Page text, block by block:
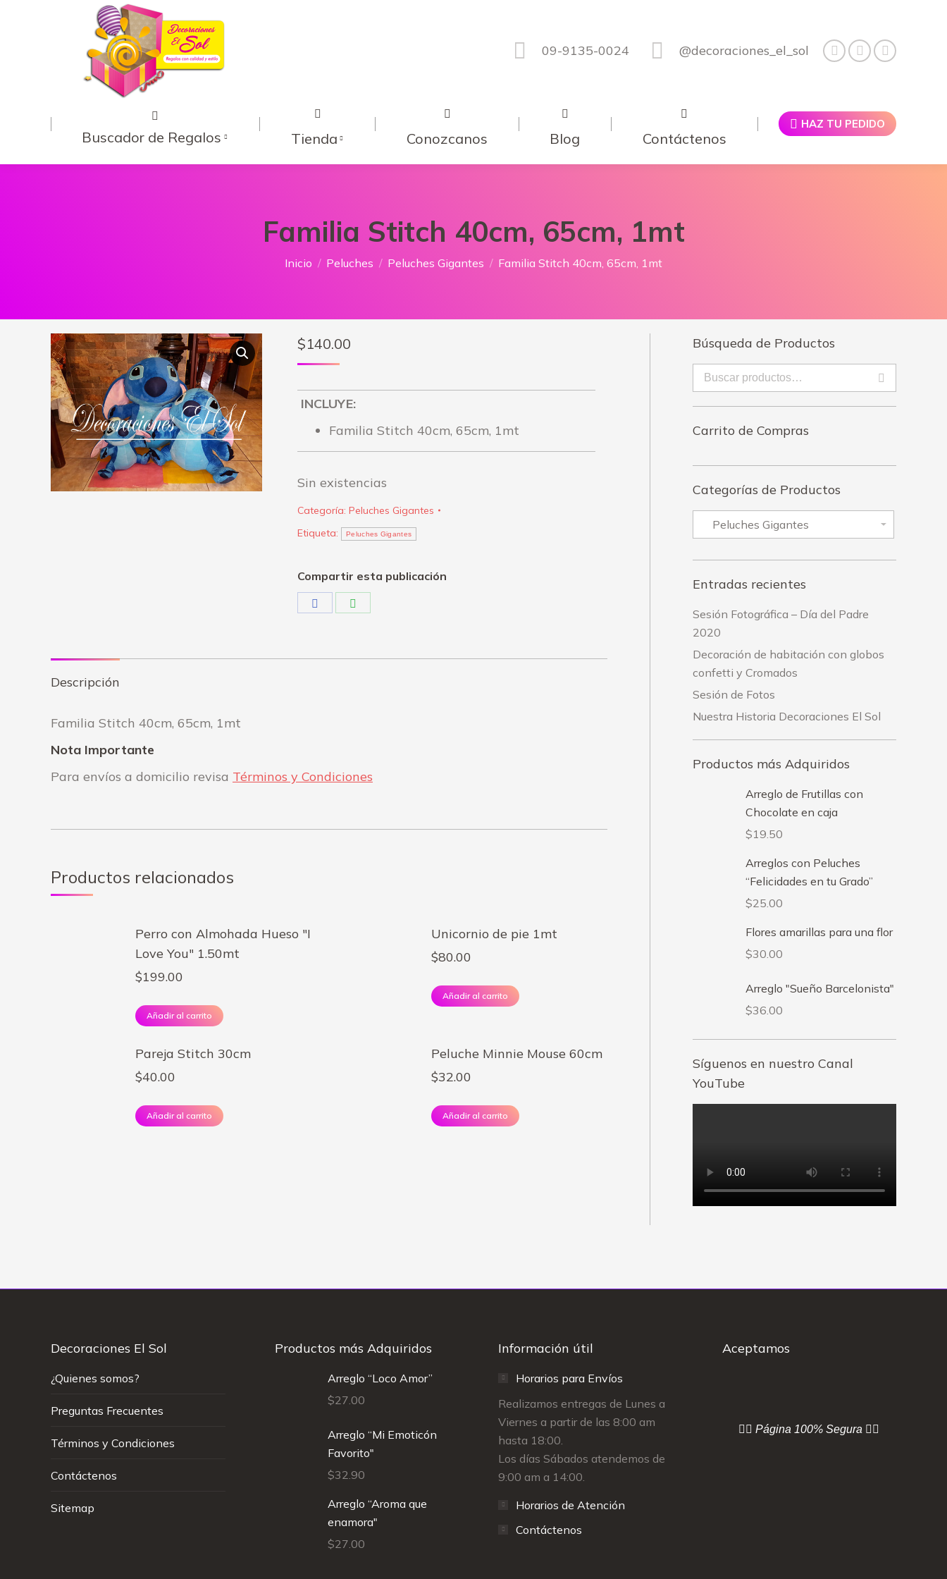
09-9135-0024 @decoraciones_el_sol
Buscador de Regalos Tienda Conozcanos Blog Contáctenos
HAZ TU PEDIDO
Familia Stitch 40cm, 65cm, 1mt
Estás aquí:
Inicio Peluches Peluches Gigantes Familia Stitch 40cm, 65cm, 1mt
$140.00
INCLUYE:
Familia Stitch 40cm, 65cm, 1mt
Sin existencias
Categoría:Peluches Gigantes
Etiqueta:
Peluches Gigantes
Compartir esta publicación
Descripción
Familia Stitch 40cm, 65cm, 1mt
Nota Importante
Para envíos a domicilio revisa Términos y Condiciones
Productos relacionados
Perro con Almohada Hueso "I
Love You" 1.50mt
$199.00
Añadir al carrito
Unicornio de pie 1mt
$80.00
Añadir al carrito
Pareja Stitch 30cm
$40.00
Añadir al carrito
Peluche Minnie Mouse 60cm
$32.00
Añadir al carrito
Búsqueda de Productos
Carrito de Compras
Categorías de Productos
Entradas recientes
Sesión Fotográfica – Día del Padre
2020
Decoración de habitación con globos
confetti y Cromados
Sesión de Fotos
Nuestra Historia Decoraciones El Sol
Productos más Adquiridos
Arreglo de Frutillas con
Chocolate en caja
$19.50
Arreglos con Peluches
“Felicidades en tu Grado”
$25.00
Flores amarillas para una flor
$30.00
Arreglo "Sueño Barcelonista"
$36.00
Síguenos en nuestro Canal
YouTube
Decoraciones El Sol
¿Quienes somos?
Preguntas Frecuentes
Términos y Condiciones
Contáctenos
Sitemap
Productos más Adquiridos
Arreglo “Loco Amor”
$27.00
Arreglo “Mi Emoticón
Favorito"
$32.90
Arreglo “Aroma que
enamora"
$27.00
Información útil
Horarios para Envíos
Realizamos entregas de Lunes a
Viernes a partir de las 8:00 am
hasta 18:00.
Los días Sábados atendemos de
9:00 am a 14:00.
Horarios de Atención
Contáctenos
Aceptamos
👇🏻 Página 100% Segura 👇🏻